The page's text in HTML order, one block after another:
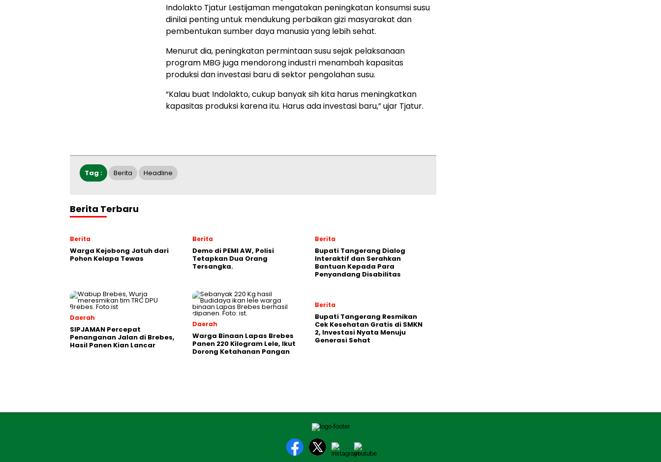
Indolakto Tjatur Lestijaman mengatakan peningkatan konsumsi susu
dinilai penting untuk mendukung perbaikan gizi masyarakat dan
pembentukan sumber daya manusia yang lebih sehat.
Menurut dia, peningkatan permintaan susu sejak pelaksanaan
program MBG juga mendorong industri menambah kapasitas
produksi dan investasi baru di sektor pengolahan susu.
“Kalau buat Indolakto, cukup banyak sih kita harus meningkatkan
kapasitas produksi karena itu. Harus ada investasi baru,” ujar Tjatur.
Tag : Berita Headline
Berita Terbaru
Berita
Warga Kejobong Jatuh dari
Pohon Kelapa Tewas
Berita
Demo di PEMI AW, Polisi
Tetapkan Dua Orang
Tersangka.
Berita
Bupati Tangerang Dialog
Interaktif dan Serahkan
Bantuan Kepada Para
Penyandang Disabilitas
Daerah
SIPJAMAN Percepat
Penanganan Jalan di Brebes,
Hasil Panen Kian Lancar
Daerah
Warga Binaan Lapas Brebes
Panen 220 Kilogram Lele, Ikut
Dorong Ketahanan Pangan
Berita
‎Bupati Tangerang Resmikan
Cek Kesehatan Gratis di SMKN
2, Investasi Nyata Menuju
Generasi Sehat